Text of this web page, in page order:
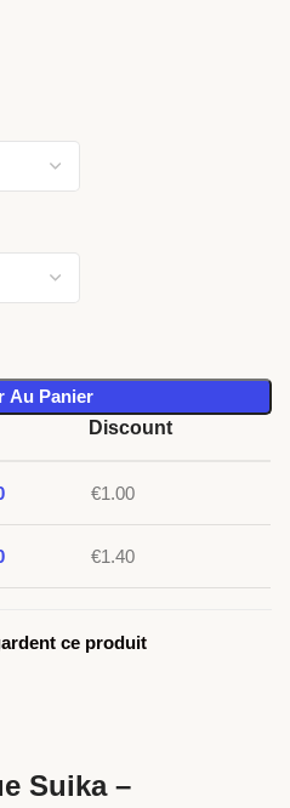
Au Panier
Discount
€1.00
€1.40
ce produit
Suika –